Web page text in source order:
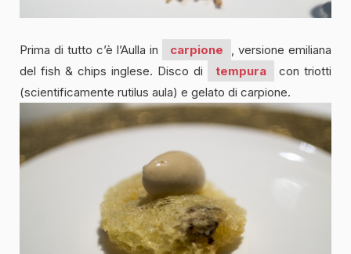
Prima di tutto c’è l’Aulla in carpione
, versione emiliana
del fish & chips inglese. Disco di
tempura
con triotti
(scientificamente rutilus aula) e gelato di carpione.